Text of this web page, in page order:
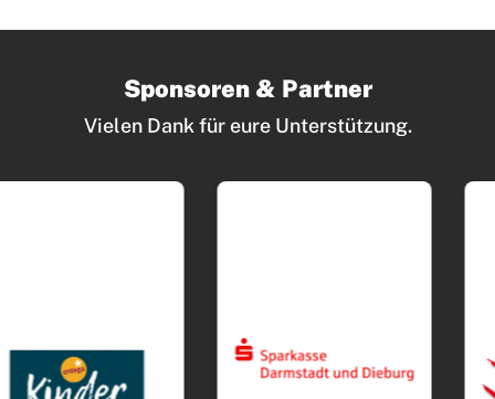
Sponsoren & Partner
Vielen Dank für eure Unterstützung.